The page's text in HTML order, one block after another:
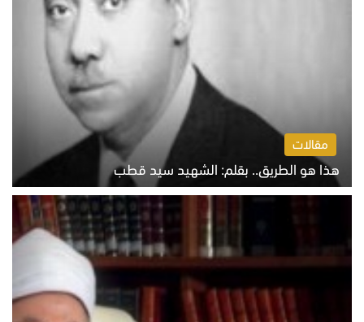
مقالات
هذا هو الطريق.. بقلم: الشهيد سيد قطب
الخميس 6 أغسطس 2026 10:52 ص